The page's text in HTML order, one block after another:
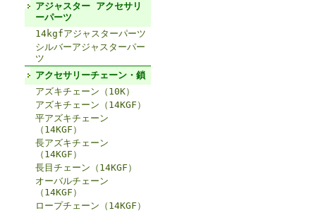
アジャスター アクセサリ
ーパーツ
14kgfアジャスターパーツ
シルバーアジャスターパー
ツ
アクセサリーチェーン・鎖
アズキチェーン（10K）
アズキチェーン（14KGF）
平アズキチェーン
（14KGF）
長アズキチェーン
（14KGF）
長目チェーン（14KGF）
オーバルチェーン
（14KGF）
ロープチェーン（14KGF）